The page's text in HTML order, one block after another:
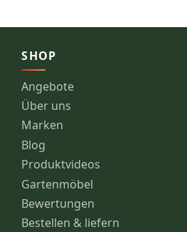
SHOP
Angebote
Über uns
Marken
Blog
Produktvideos
Gartenmöbel
Bewertungen
Bestellen & liefern